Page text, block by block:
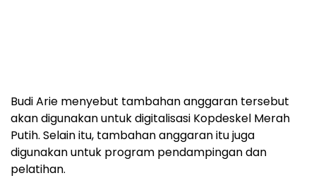
Budi Arie menyebut tambahan anggaran tersebut
akan digunakan untuk digitalisasi Kopdeskel Merah
Putih. Selain itu, tambahan anggaran itu juga
digunakan untuk program pendampingan dan
pelatihan.